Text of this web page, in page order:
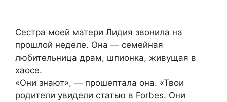
Сестра моей матери Лидия звонила на
прошлой неделе. Она — семейная
любительница драм, шпионка, живущая в
хаосе.
«Они знают», — прошептала она. «Твои
родители увидели статью в Forbes. Они